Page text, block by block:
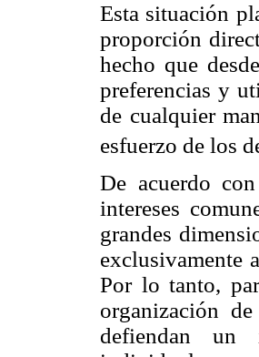
Esta situación
proporción
hecho que
preferencias y
de cualquier
esfuerzo de los
De acuerdo
intereses
grandes
exclusivamente
Por lo tanto,
organización
defiendan un